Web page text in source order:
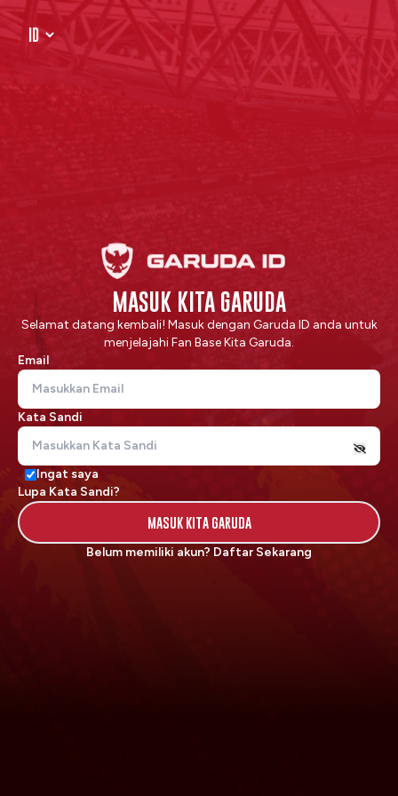
MASUK KITA GARUDA
Selamat datang kembali! Masuk dengan Garuda ID anda untuk
menjelajahi Fan Base Kita Garuda.
Email
Kata Sandi
Ingat saya
Lupa Kata Sandi?
MASUK KITA GARUDA
Belum memiliki akun? Daftar Sekarang